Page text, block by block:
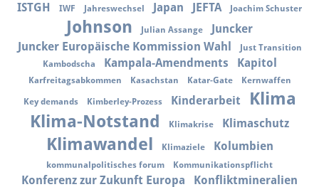
ISTGH
IWF Jahreswechsel Japan JEFTA Joachim Schuster
Johnson Julian Assange
Juncker
Juncker Europäische Kommission Wahl
Just Transition
Kambodscha
Kampala-Amendments Kapitol
Karfreitagsabkommen Kasachstan Katar-Gate Kernwaffen
Key demands Kimberley-Prozess Kinderarbeit
Klima
Klima-Notstand
Klimakrise Klimaschutz
Klimawandel Klimaziele Kolumbien
kommunalpolitisches forum Kommunikationspflicht
Konferenz zur Zukunft Europa Konfliktmineralien